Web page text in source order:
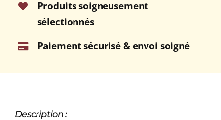
Produits soigneusement
sélectionnés
Paiement sécurisé & envoi soigné
Description :